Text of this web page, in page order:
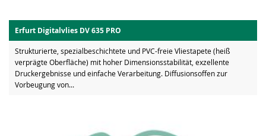
Erfurt Digitalvlies DV 635 PRO
Strukturierte, spezialbeschichtete und PVC-freie Vliestapete (heiß
verprägte Oberfläche) mit hoher Dimensionsstabilität, exzellente
Druckergebnisse und einfache Verarbeitung. Diffusionsoffen zur
Vorbeugung von...